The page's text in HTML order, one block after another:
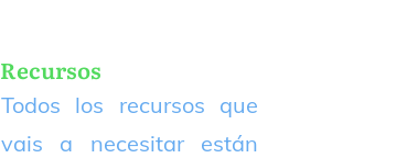
Recursos
Todos los recursos que
vais a necesitar están